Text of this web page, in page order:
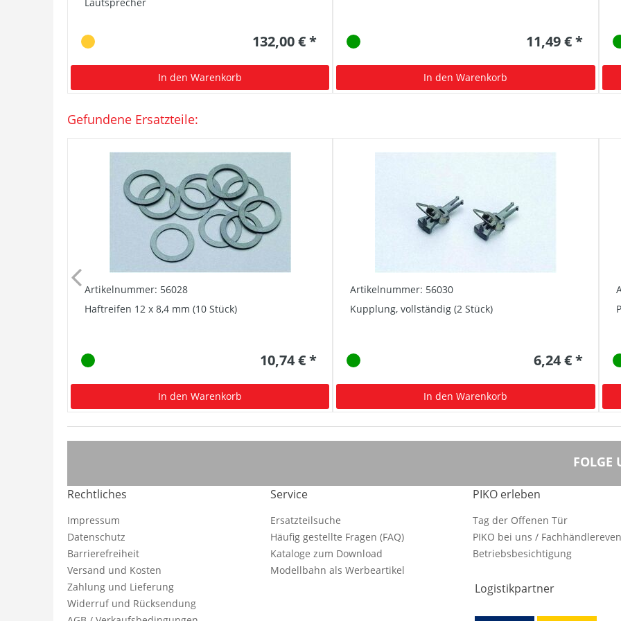
132,00 € *
In den Warenkorb
11,49 € *
In den Warenkorb
Gefundene Ersatzteile:
Artikelnummer: 56028
Haftreifen 12 x 8,4 mm (10 Stück)
10,74 € *
In den Warenkorb
Artikelnummer: 56030
Kupplung, vollständig (2 Stück)
6,24 € *
In den Warenkorb
FOLGE
Rechtliches
Impressum
Datenschutz
Barrierefreiheit
Versand und Kosten
Zahlung und Lieferung
Widerruf und Rücksendung
Service
Ersatzteilsuche
Häufig gestellte Fragen (FAQ)
Kataloge zum Download
Modellbahn als Werbeartikel
PIKO erleben
Tag der Offenen Tür
PIKO bei uns /
Betriebsbesichtigung
Logistikpartner